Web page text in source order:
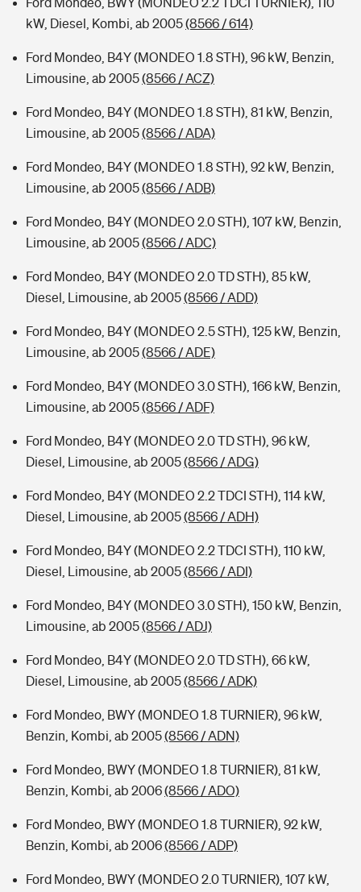
kW, Diesel, Kombi, ab 2005(8566 / 614)
Ford Mondeo, B4Y (MONDEO 1.8 STH), 96 kW, Benzin,
Limousine, ab 2005(8566 / ACZ)
Ford Mondeo, B4Y (MONDEO 1.8 STH), 81 kW, Benzin,
Limousine, ab 2005(8566 / ADA)
Ford Mondeo, B4Y (MONDEO 1.8 STH), 92 kW, Benzin,
Limousine, ab 2005(8566 / ADB)
Ford Mondeo, B4Y (MONDEO 2.0 STH), 107 kW, Benzin,
Limousine, ab 2005(8566 / ADC)
Ford Mondeo, B4Y (MONDEO 2.0 TD STH), 85 kW,
Diesel, Limousine, ab 2005(8566 / ADD)
Ford Mondeo, B4Y (MONDEO 2.5 STH), 125 kW, Benzin,
Limousine, ab 2005(8566 / ADE)
Ford Mondeo, B4Y (MONDEO 3.0 STH), 166 kW, Benzin,
Limousine, ab 2005(8566 / ADF)
Ford Mondeo, B4Y (MONDEO 2.0 TD STH), 96 kW,
Diesel, Limousine, ab 2005(8566 / ADG)
Ford Mondeo, B4Y (MONDEO 2.2 TDCI STH), 114 kW,
Diesel, Limousine, ab 2005(8566 / ADH)
Ford Mondeo, B4Y (MONDEO 2.2 TDCI STH), 110 kW,
Diesel, Limousine, ab 2005(8566 / ADI)
Ford Mondeo, B4Y (MONDEO 3.0 STH), 150 kW, Benzin,
Limousine, ab 2005(8566 / ADJ)
Ford Mondeo, B4Y (MONDEO 2.0 TD STH), 66 kW,
Diesel, Limousine, ab 2005(8566 / ADK)
Ford Mondeo, BWY (MONDEO 1.8 TURNIER), 96 kW,
Benzin, Kombi, ab 2005(8566 / ADN)
Ford Mondeo, BWY (MONDEO 1.8 TURNIER), 81 kW,
Benzin, Kombi, ab 2006(8566 / ADO)
Ford Mondeo, BWY (MONDEO 1.8 TURNIER), 92 kW,
Benzin, Kombi, ab 2006(8566 / ADP)
Ford Mondeo, BWY (MONDEO 2.0 TURNIER), 107 kW,